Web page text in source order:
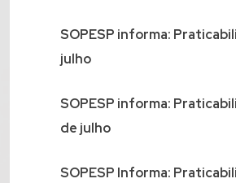
SOPESP informa:
julho
SOPESP informa:
de julho
SOPESP Informa: